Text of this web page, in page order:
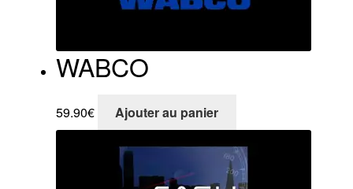
WABCO
59.90€ Ajouter au panier